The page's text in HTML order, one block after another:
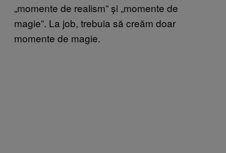
„momente de realism” și „momente de
magie”. La job, trebuia să creăm doar
momente de magie.